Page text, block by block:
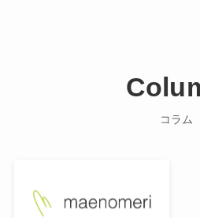
コラム